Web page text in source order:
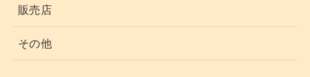
販売店
その他